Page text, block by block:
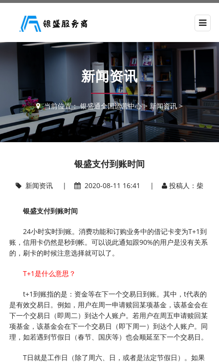
新闻资讯
当前位置：银盛通全国运营中心> 新闻资讯>
银盛支付到账时间
新闻资讯| 2020-08-11 16:41 | 投稿人：柴
银盛支付到账时间
24小时实时到账。消费功能和订购业务中的借记卡变为T+1到
账，信用卡仍然是秒到帐。可以说此通知跟90%的用户是没有关系
的，刷卡的时候注意选择就可以了。
T+1是什么意思？
t+1到账指的是：资金等在下一个交易日到账。其中，t代表的
是有效交易日。例如，用户在周一申请赎回某项基金，该基金会在
下一个交易日（即周二）到达个人账户。若用户在周五申请赎回某
项基金，该基金会在下一个交易日（即下周一）到达个人账户。同
理，如若遇到节假日（春节、国庆等）也会顺延至下一个交易日。
T日就是工作日（除了周六、日，或者是法定节假日）。如果